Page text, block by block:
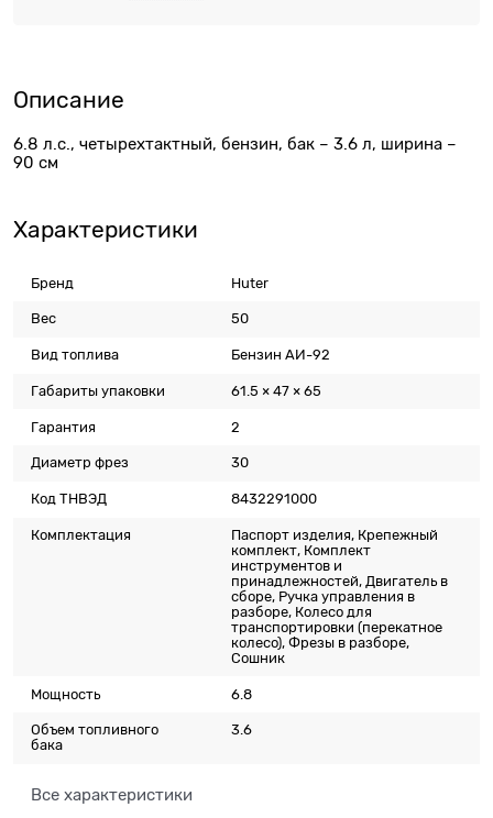
Описание
6.8 л.с., четырехтактный, бензин, бак – 3.6 л, ширина –
90 см
Характеристики
Бренд Huter
Вес 50
Вид топлива Бензин АИ-92
Габариты упаковки 61.5 × 47 × 65
Гарантия 2
Диаметр фрез 30
Код ТНВЭД 8432291000
Комплектация
Паспорт изделия, Крепежный
комплект, Комплект
инструментов и
принадлежностей, Двигатель в
сборе, Ручка управления в
разборе, Колесо для
транспортировки (перекатное
колесо), Фрезы в разборе,
Сошник
Мощность 6.8
Объем топливного
бака
3.6
Все характеристики